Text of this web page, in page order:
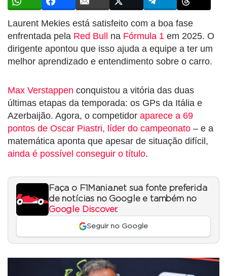
Laurent Mekies está satisfeito com a boa fase
enfrentada pela Red Bull na Fórmula 1 em 2025. O
dirigente apontou que isso ajuda a equipe a ter um
melhor aprendizado e entendimento sobre o carro.
Max Verstappen conquistou a vitória das duas
últimas etapas da temporada: os GPs da Itália e
Azerbaijão. Agora, o competidor aparece a 69
pontos de Oscar Piastri, líder do campeonato – e a
matemática aponta que apesar de situação difícil,
ainda é possível conseguir o título.
Faça o F1Mania.net sua fonte preferida
de notícias no Google e também no
Google Discover.
Seguir no Google